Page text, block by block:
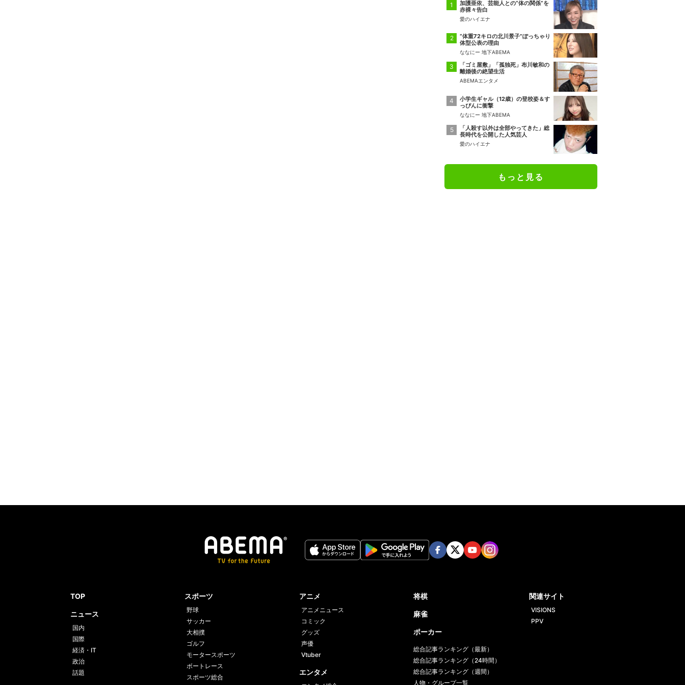
加護亜依、芸能人との“体の関係”を
赤裸々告白
愛のハイエナ
“体重72キロの北川景子”ぽっちゃり
体型公表の理由
ななにー 地下ABEMA
「ゴミ屋敷」「孤独死」布川敏和の
離婚後の絶望生活
ABEMAエンタメ
小学生ギャル（12歳）の登校姿＆す
っぴんに衝撃
ななにー 地下ABEMA
「人殺す以外は全部やってきた」総
長時代を公開した人気芸人
愛のハイエナ
もっと見る
TOP
ニュース
国内
国際
経済・IT
政治
話題
スポーツ
野球
サッカー
大相撲
ゴルフ
モータースポーツ
ボートレース
スポーツ総合
アニメ
アニメニュース
コミック
グッズ
声優
Vtuber
エンタメ
将棋
麻雀
ポーカー
総合記事ランキング（最新）
総合記事ランキング（24時間）
総合記事ランキング（週間）
人物・グループ一覧
関連サイト
VISIONS
PPV